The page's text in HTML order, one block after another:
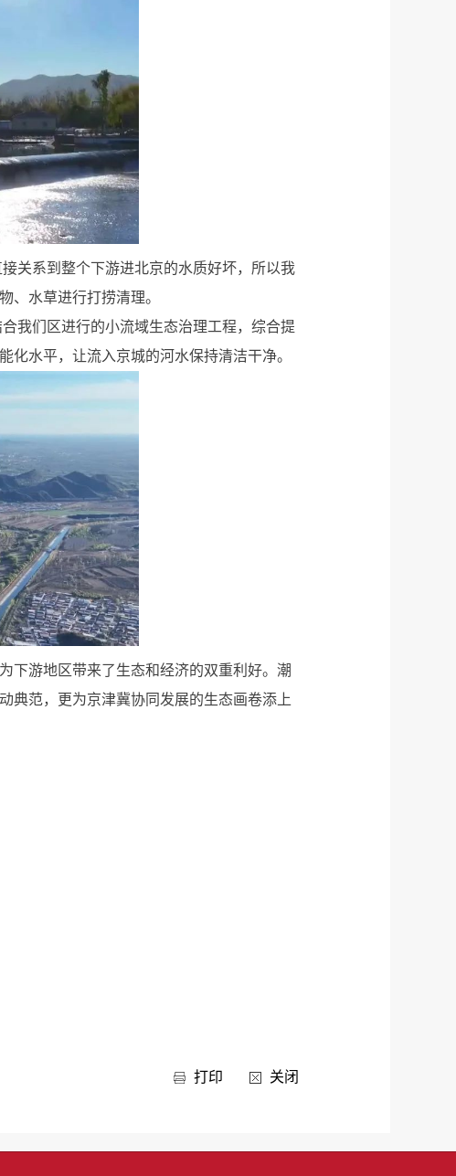
关系到整个下游进北京的水质好坏，所以我
、水草进行打捞清理。
我们区进行的小流域生态治理工程，综合提
水平，让流入京城的河水保持清洁干净。
下游地区带来了生态和经济的双重利好。潮
典范，更为京津冀协同发展的生态画卷添上
打印 关闭